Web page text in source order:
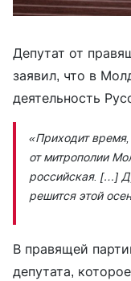
Депутат от
заявил, что в
деятельность
«Приходит
от митрополии
российская. […]
решится этой
В правящей
депутата,